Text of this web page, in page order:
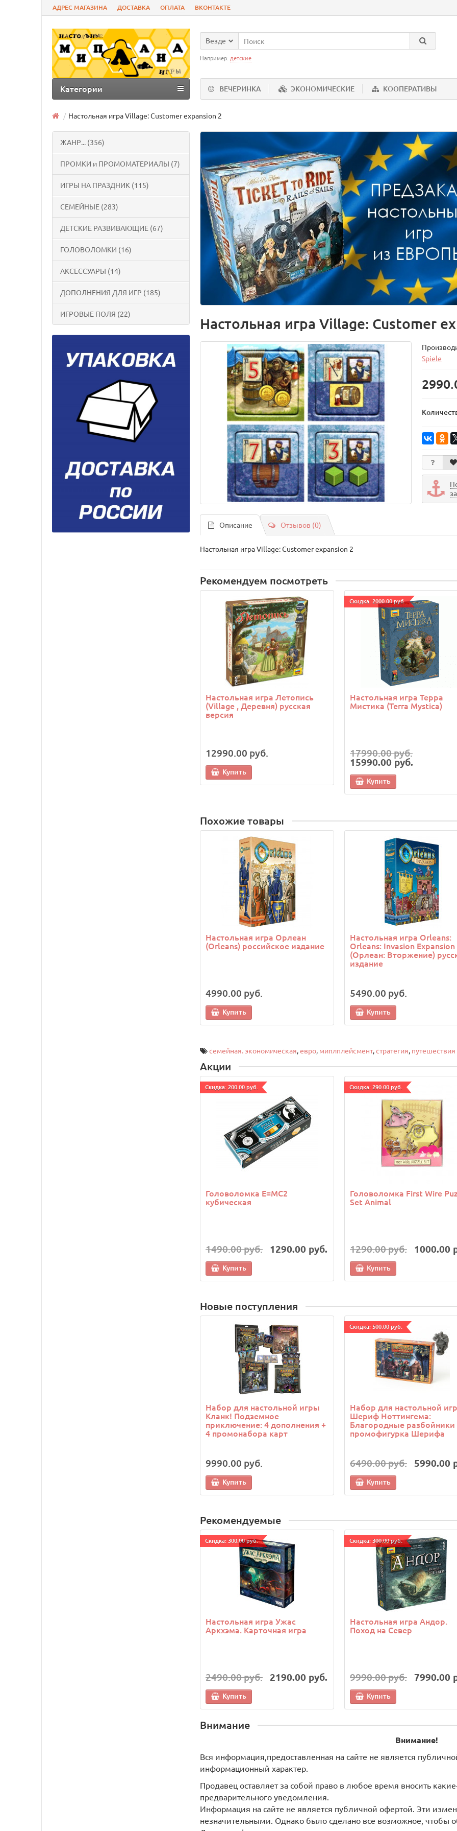
АДРЕС МАГАЗИНА ДОСТАВКА ОПЛАТА ВКОНТАКТЕ
Везде
Например: детские
ВЕЧЕРИНКА ЭКОНОМИЧЕСКИЕ КООПЕРАТИВЫ
Категории
Настольная игра Village: Customer expansion 2
ЖАНР... (356)
ПРОМКИ и ПРОМОМАТЕРИАЛЫ (7)
ИГРЫ НА ПРАЗДНИК (115)
СЕМЕЙНЫЕ (283)
ДЕТСКИЕ РАЗВИВАЮЩИЕ (67)
ГОЛОВОЛОМКИ (16)
АКСЕССУАРЫ (14)
ДОПОЛНЕНИЯ ДЛЯ ИГР (185)
ИГРОВЫЕ ПОЛЯ (22)
Настольная игра Village: Customer
Spiele
Описание Отзывов (0)
Настольная игра Village: Customer expansion 2
Рекомендуем посмотреть
Настольная игра Летопись
(Village , Деревня) русская
версия
12990.00 руб.
Купить
Cкидка: 2000.00 руб.
Настольная игра Терра
Мистика (Terra Mystica)
17990.00 руб.
15990.00 руб.
Купить
Похожие товары
Настольная игра Орлеан
(Orleans) российское издание
4990.00 руб.
Купить
Настольная игра Orleans:
Orleans: Invasion Expansion
(Орлеан: Вторжение)
издание
5490.00 руб.
Купить
семейная. экономическая,евро, миплплейсмент,стратегия, путешествия
Акции
Cкидка: 200.00 руб.
Головоломка E=MC2
кубическая
1490.00 руб. 1290.00 руб.
Купить
Cкидка: 290.00 руб.
Головоломка First Wire
Set Animal
1290.00 руб. 1000.00
Купить
Новые поступления
Набор для настольной игры
Кланк! Подземное
приключение: 4 дополнения +
4 промонабора карт
9990.00 руб.
Купить
Cкидка: 500.00 руб.
Набор для настольной
Шериф Ноттингема:
Благородные разбойники
промофигурка Шерифа
6490.00 руб. 5990.00
Купить
Рекомендуемые
Cкидка: 300.00 руб.
Настольная игра Ужас
Аркхэма. Карточная игра
2490.00 руб. 2190.00 руб.
Купить
Cкидка: 300.00 руб.
Настольная игра Андор.
Поход на Север
9990.00 руб. 7990.00
Купить
Внимание
Внимание!
Вся информация,предоставленная на сайте не является
информационный характер.
Продавец оставляет за собой право в любое время вносить
предварительного уведомления.
Информация на сайте не является публичной офертой. Эти
незначительными. Однако было сделано все возможное, чтобы